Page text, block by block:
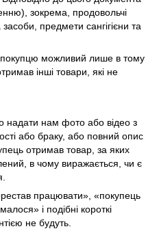
зокрема, продовольчі
предмети сангігієни та
можливий лише в тому
інші товари, які не
надати нам фото або відео з
або браку, або повний опис
отримав товар, за яких
в чому виражається, чи є
працювати», «покупець
і подібні короткі
не будуть.